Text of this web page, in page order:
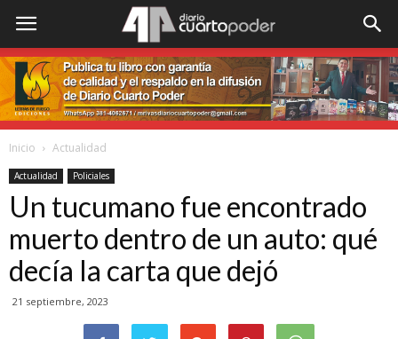
Inicio Actualidad
Actualidad Policiales
Un tucumano fue encontrado
muerto dentro de un auto: qué
decía la carta que dejó
21 septiembre, 2023